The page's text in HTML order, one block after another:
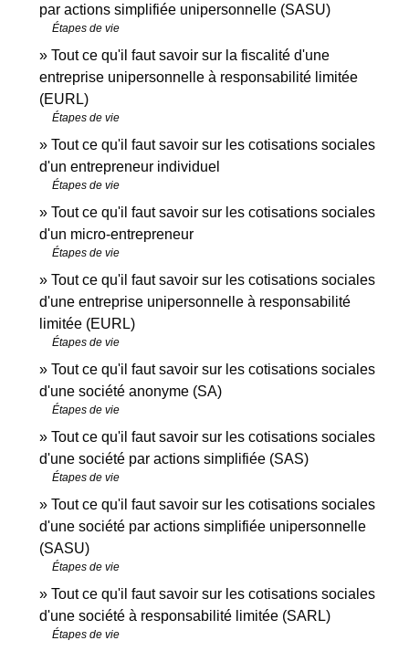
par actions simplifiée unipersonnelle (SASU)
Étapes de vie
Tout ce qu'il faut savoir sur la fiscalité d'une
entreprise unipersonnelle à responsabilité limitée
(EURL)
Étapes de vie
Tout ce qu'il faut savoir sur les cotisations sociales
d'un entrepreneur individuel
Étapes de vie
Tout ce qu'il faut savoir sur les cotisations sociales
d'un micro-entrepreneur
Étapes de vie
Tout ce qu'il faut savoir sur les cotisations sociales
d'une entreprise unipersonnelle à responsabilité
limitée (EURL)
Étapes de vie
Tout ce qu'il faut savoir sur les cotisations sociales
d'une société anonyme (SA)
Étapes de vie
Tout ce qu'il faut savoir sur les cotisations sociales
d'une société par actions simplifiée (SAS)
Étapes de vie
Tout ce qu'il faut savoir sur les cotisations sociales
d'une société par actions simplifiée unipersonnelle
(SASU)
Étapes de vie
Tout ce qu'il faut savoir sur les cotisations sociales
d'une société à responsabilité limitée (SARL)
Étapes de vie